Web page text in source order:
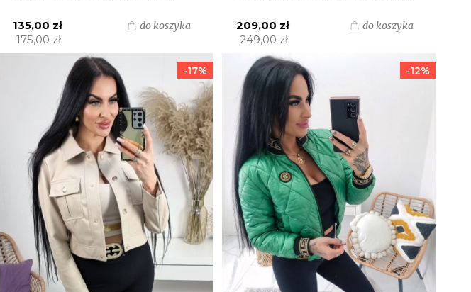
135,00 zł
175,00 zł
do koszyka
209,00 zł
249,00 zł
do koszyka
-17% -12%